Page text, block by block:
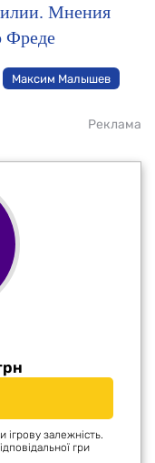
Мнения
Фреде
Максим Малышев
Реклама
ігрову залежність.
гри